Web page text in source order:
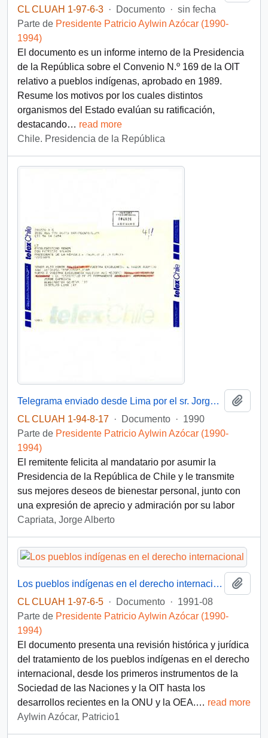
CL CLUAH 1-97-6-3 · Documento · sin fecha
Parte de Presidente Patricio Aylwin Azócar (1990-
1994)
El documento es un informe interno de la Presidencia
de la República sobre el Convenio N.º 169 de la OIT
relativo a pueblos indígenas, aprobado en 1989.
Resume los motivos por los cuales distintos
organismos del Estado evalúan su ratificación,
destacando… read more
Chile. Presidencia de la República
Telegrama enviado desde Lima por el sr. Jorge Capriata, Subdirector General de la OIT [Organización Internacional del Trabajo] dirigida al Presidente Patricio Aylwin
CL CLUAH 1-94-8-17 · Documento · 1990
Parte de Presidente Patricio Aylwin Azócar (1990-
1994)
El remitente felicita al mandatario por asumir la
Presidencia de la República de Chile y le transmite
sus mejores deseos de bienestar personal, junto con
una expresión de aprecio y admiración por su labor
Capriata, Jorge Alberto
Los pueblos indígenas en el derecho internacional
CL CLUAH 1-97-6-5 · Documento · 1991-08
Parte de Presidente Patricio Aylwin Azócar (1990-
1994)
El documento presenta una revisión histórica y jurídica
del tratamiento de los pueblos indígenas en el derecho
internacional, desde los primeros instrumentos de la
Sociedad de las Naciones y la OIT hasta los
desarrollos recientes en la ONU y la OEA.… read more
Aylwin Azócar, Patricio1